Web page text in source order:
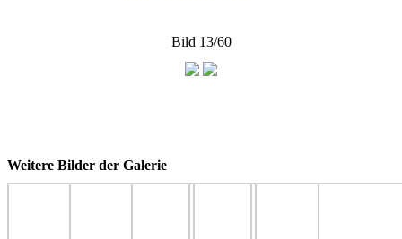
Bild 13/60
Weitere Bilder der Galerie